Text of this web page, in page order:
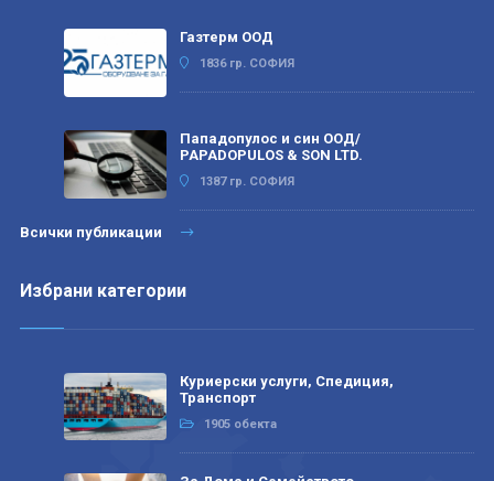
Газтерм ООД
1836 гр. СОФИЯ
Пападопулос и син ООД/
PAPADOPULOS & SON LTD.
1387 гр. СОФИЯ
Всички публикации
Избрани категории
Куриерски услуги, Спедиция,
Транспорт
1905 обекта